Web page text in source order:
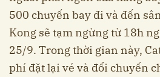
500 chuyến bay đi và đến
Kong sẽ tạm ngừng từ 18h
25/9. Trong thời gian này,
phí đặt lại vé và đổi chuyến